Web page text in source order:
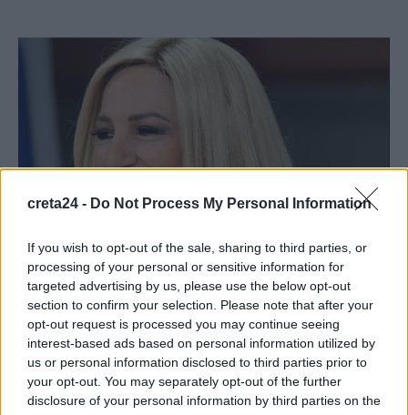
creta24 - Do Not Process My Personal Information
If you wish to opt-out of the sale, sharing to third parties, or
processing of your personal or sensitive information for
targeted advertising by us, please use the below opt-out
section to confirm your selection. Please note that after your
opt-out request is processed you may continue seeing
interest-based ads based on personal information utilized by
us or personal information disclosed to third parties prior to
your opt-out. You may separately opt-out of the further
disclosure of your personal information by third parties on the
ΚΟΙΝΩΝΙΑ
Πολυτεχνείο: Η κόρη της Φώφης
Γεννηματά κράτησε την αιματοβαμμένη